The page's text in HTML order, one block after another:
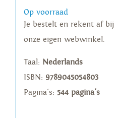
Op voorraad
Je bestelt en rekent af
onze eigen webwinkel.
Taal: Nederlands
ISBN: 9789045054803
Pagina's: 544 pagina's